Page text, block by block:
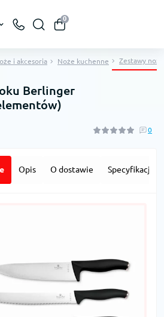
0
i akcesoria Noże kuchenne Zestawy noży
Berlinger
0
Opis O dostawie Specyfikacja